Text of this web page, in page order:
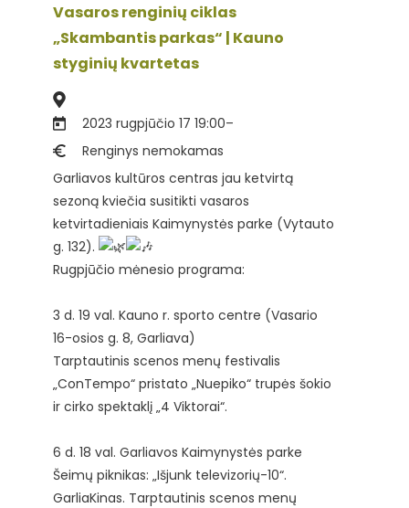
Vasaros renginių ciklas
„Skambantis parkas“ | Kauno
styginių kvartetas
2023 rugpjūčio 17 19:00–
Renginys nemokamas
Garliavos kultūros centras jau ketvirtą
sezoną kviečia susitikti vasaros
ketvirtadieniais Kaimynystės parke (Vytauto
g. 132).
Rugpjūčio mėnesio programa:
3 d. 19 val. Kauno r. sporto centre (Vasario
16-osios g. 8, Garliava)
Tarptautinis scenos menų festivalis
„ConTempo“ pristato „Nuepiko“ trupės šokio
ir cirko spektaklį „4 Viktorai“.
6 d. 18 val. Garliavos Kaimynystės parke
Šeimų piknikas: „Išjunk televizorių-10“.
GarliaKinas. Tarptautinis scenos menų